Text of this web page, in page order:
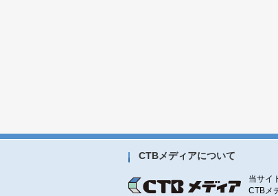
CTBメディアについて
当サイ
CTBメ